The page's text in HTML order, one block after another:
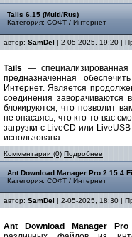
Tails 6.15 (Multi/Rus)
Категория: СОФТ / Интернет
автор: SamDel | 2-05-2025, 19:20 |
Tails —
предназначенная
Интернет. Является
соединения
блокируются, что позволит
не опасаясь, что кто-то вас
загрузки с LiveCD или
использована.
Комментарии (0) Подробнее
Ant Download Manager Pro 2.15.4
Категория: СОФТ / Интернет
автор: SamDel | 2-05-2025, 18:30 |
Ant Download Manager Pro